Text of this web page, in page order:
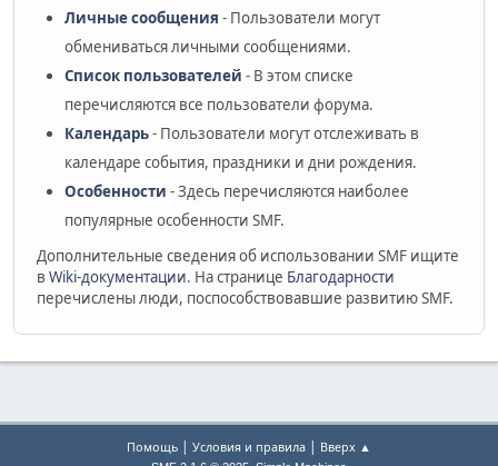
Личные сообщения - Пользователи могут
обмениваться личными сообщениями.
Список пользователей - В этом списке
перечисляются все пользователи форума.
Календарь- Пользователи могут отслеживать в
календаре события, праздники и дни рождения.
Особенности - Здесь перечисляются наиболее
популярные особенности SMF.
Дополнительные сведения об использовании SMF ищите
в Wiki-документации. На странице Благодарности
перечислены люди, поспособствовавшие развитию SMF.
Помощь | Условия и правила | Вверх ▲